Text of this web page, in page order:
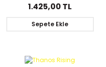
1.425,00 TL
Sepete Ekle